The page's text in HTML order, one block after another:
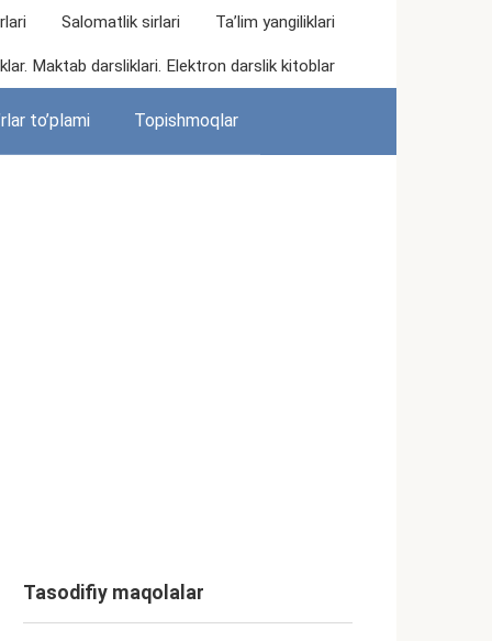
Salomatlik sirlari Ta’lim yangiliklari
Maktab darsliklari. Elektron darslik kitoblar
to’plami Topishmoqlar
Tasodifiy maqolalar